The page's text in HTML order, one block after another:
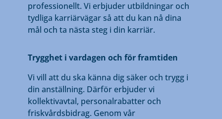
professionellt. Vi erbjuder utbildningar och
tydliga karriärvägar så att du kan nå dina
mål och ta nästa steg i din karriär.
Trygghet i vardagen och för framtiden
Vi vill att du ska känna dig säker och trygg i
din anställning. Därför erbjuder vi
kollektivavtal, personalrabatter och
friskvårdsbidrag. Genom vår